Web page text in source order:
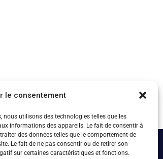
le consentement
nous utilisons des technologies telles que les
informations des appareils. Le fait de consentir à
des données telles que le comportement de
Le fait de ne pas consentir ou de retirer son
sur certaines caractéristiques et fonctions.